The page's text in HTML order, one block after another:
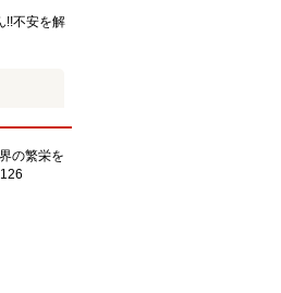
!!不安を解
の繁栄を